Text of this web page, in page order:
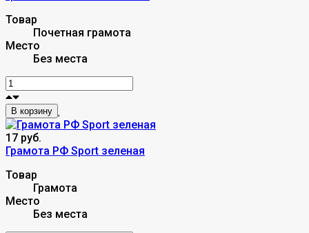
Товар
Почетная грамота
Место
Без места
В корзину
17 руб.
Грамота РФ Sport зеленая
Товар
Грамота
Место
Без места